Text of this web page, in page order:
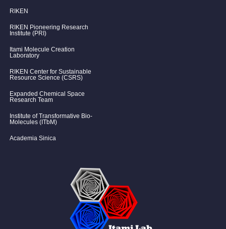
RIKEN
RIKEN Pioneering Research
Institute (PRI)
Itami Molecule Creation
Laboratory
RIKEN Center for Sustainable
Resource Science (CSRS)
Expanded Chemical Space
Research Team
Institute of Transformative Bio-
Molecules (ITbM)
Academia Sinica